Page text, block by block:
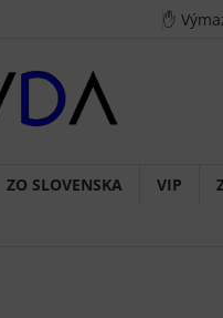
✋
ZO SLOVENSKA VIP